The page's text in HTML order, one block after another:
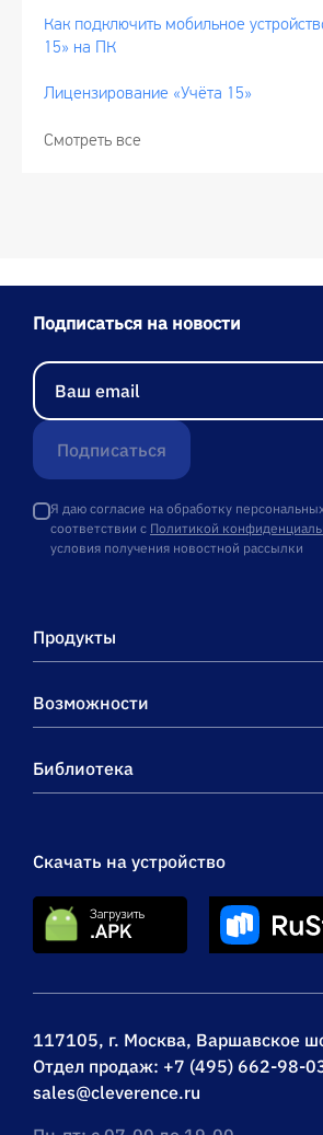
Как подключить мобильное
15» на ПК
Лицензирование «Учёта 15»
Смотреть все
Подписаться на новости
Подписаться
Я даю согласие на обработку
соответствии с Политикой
условия получения новостной рассылки
117105, г. Москва, Варшавское
Отдел продаж: +7 (495) 662-98-
sales@cleverence.ru
Скачать на устройство
Продукты
Возможности
Библиотека